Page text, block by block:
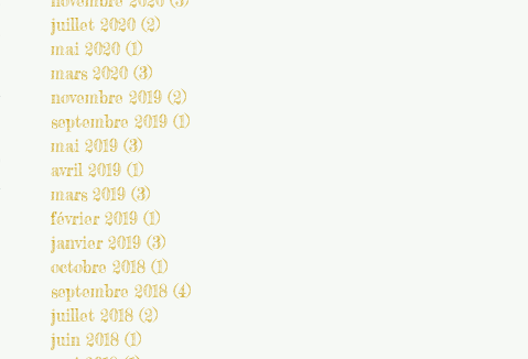
juillet 2020 (2)
mai 2020 (1)
mars 2020 (3)
novembre 2019 (2)
septembre 2019 (1)
mai 2019 (3)
avril 2019 (1)
mars 2019 (3)
février 2019 (1)
janvier 2019 (3)
octobre 2018 (1)
septembre 2018 (4)
juillet 2018 (2)
juin 2018 (1)